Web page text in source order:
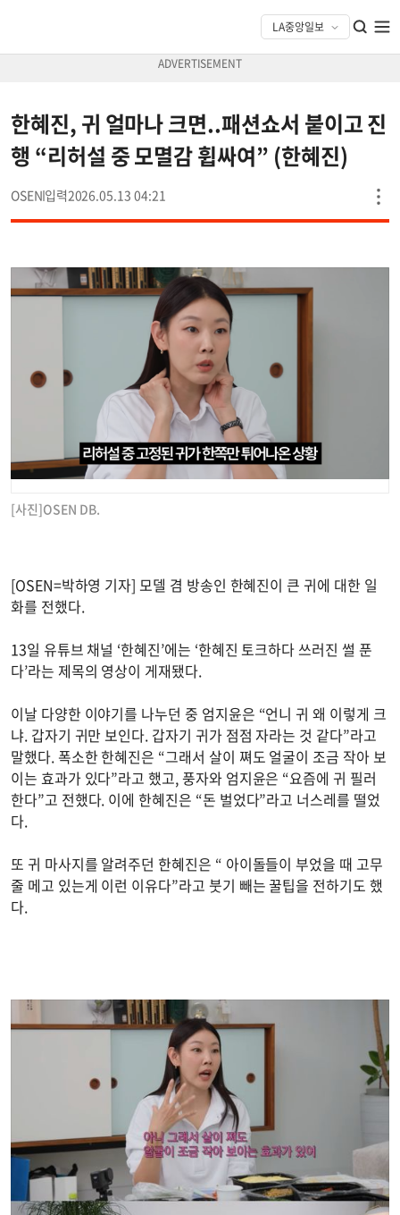
한혜진, 귀 얼마나 크면..패션쇼서 붙이고 진
행 “리허설 중 모멸감 휩싸여” (한혜진)
OSEN 2026.05.13 04:21
[사진]OSEN DB.
[OSEN=박하영 기자] 모델 겸 방송인 한혜진이 큰 귀에 대한 일
화를 전했다.
13일 유튜브 채널 ‘한혜진’에는 ‘한혜진 토크하다 쓰러진 썰 푼
다’라는 제목의 영상이 게재됐다.
이날 다양한 이야기를 나누던 중 엄지윤은 “언니 귀 왜 이렇게 크
냐. 갑자기 귀만 보인다. 갑자기 귀가 점점 자라는 것 같다”라고
말했다. 폭소한 한혜진은 “그래서 살이 쪄도 얼굴이 조금 작아 보
이는 효과가 있다”라고 했고, 풍자와 엄지윤은 “요즘에 귀 필러
한다”고 전했다. 이에 한혜진은 “돈 벌었다”라고 너스레를 떨었
다.
또 귀 마사지를 알려주던 한혜진은 “ 아이돌들이 부었을 때 고무
줄 메고 있는게 이런 이유다”라고 붓기 빼는 꿀팁을 전하기도 했
다.